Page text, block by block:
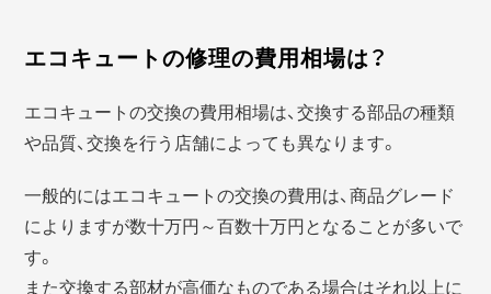
エコキュートの修理の費用相場は？
エコキュートの交換の費用相場は、交換する部品の種類
や品質、交換を行う店舗によっても異なります。
一般的にはエコキュートの交換の費用は、商品グレード
によりますが数十万円～百数十万円となることが多いで
す。
また交換する部材が高価なものである場合はそれ以上に